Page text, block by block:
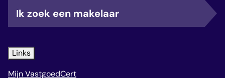
Ik zoek een makelaar
Links
Mijn VastgoedCert